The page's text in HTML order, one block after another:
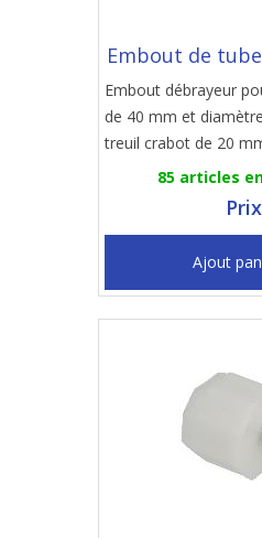
Embout de tube
Embout débrayeur
de 40 mm et
treuil crabot de 20
85 articles
Ajout